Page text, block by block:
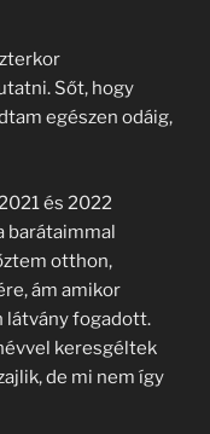
Sőt, hogy
egészen odáig,
és 2022
barátaimmal
otthon,
ám amikor
látvány fogadott.
keresgéltek
de mi nem így